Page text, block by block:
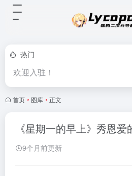
热门
欢迎入驻！
首页 • 图库 • 正文
《星期一的早上》秀恩爱
9个月前更新